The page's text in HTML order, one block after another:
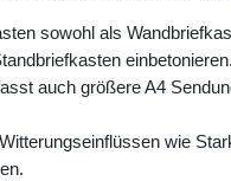
sowohl als
auch größere A4
wie